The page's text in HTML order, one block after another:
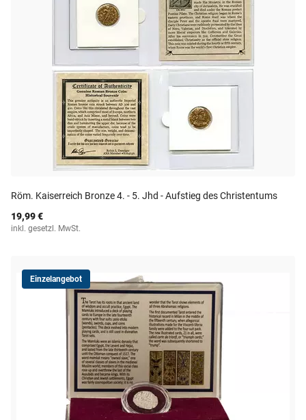
Röm. Kaiserreich Bronze 4. - 5. Jhd - Aufstieg des Christentums
19,99 €
inkl. gesetzl. MwSt.
Einzelangebot